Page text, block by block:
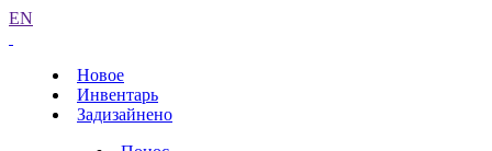
EN
Новое
Инвентарь
Задизайнено